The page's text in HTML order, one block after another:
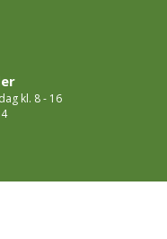
kl. 8 - 16